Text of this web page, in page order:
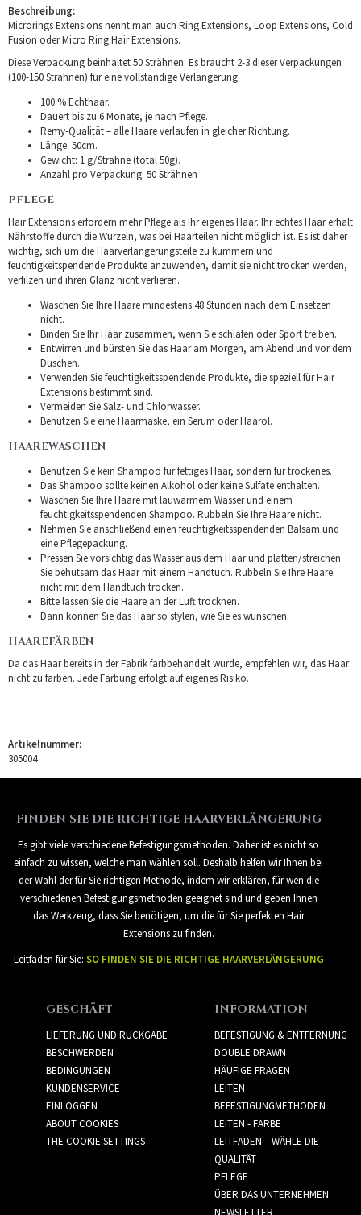
Beschreibung:
Microrings Extensions nennt man auch Ring Extensions, Loop Extensions, Cold
Fusion oder Micro Ring Hair Extensions.
Diese Verpackung beinhaltet 50 Strähnen. Es braucht 2-3 dieser Verpackungen
(100-150 Strähnen) für eine vollständige Verlängerung.
100 % Echthaar.
Dauert bis zu 6 Monate, je nach Pflege.
Remy-Qualität – alle Haare verlaufen in gleicher Richtung.
Länge: 50cm.
Gewicht: 1 g/Strähne (total 50g).
Anzahl pro Verpackung: 50 Strähnen .
PFLEGE
Hair Extensions erfordern mehr Pflege als Ihr eigenes Haar. Ihr echtes Haar erhält
Nährstoffe durch die Wurzeln, was bei Haarteilen nicht möglich ist. Es ist daher
wichtig, sich um die Haarverlängerungsteile zu kümmern und
feuchtigkeitspendende Produkte anzuwenden, damit sie nicht trocken werden,
verfilzen und ihren Glanz nicht verlieren.
Waschen Sie Ihre Haare mindestens 48 Stunden nach dem Einsetzen
nicht.
Binden Sie Ihr Haar zusammen, wenn Sie schlafen oder Sport treiben.
Entwirren und bürsten Sie das Haar am Morgen, am Abend und vor dem
Duschen.
Verwenden Sie feuchtigkeitsspendende Produkte, die speziell für Hair
Extensions bestimmt sind.
Vermeiden Sie Salz- und Chlorwasser.
Benutzen Sie eine Haarmaske, ein Serum oder Haaröl.
HAAREWASCHEN
Benutzen Sie kein Shampoo für fettiges Haar, sondern für trockenes.
Das Shampoo sollte keinen Alkohol oder keine Sulfate enthalten.
Waschen Sie Ihre Haare mit lauwarmem Wasser und einem
feuchtigkeitsspendenden Shampoo. Rubbeln Sie Ihre Haare nicht.
Nehmen Sie anschließend einen feuchtigkeitsspendenden Balsam und
eine Pflegepackung.
Pressen Sie vorsichtig das Wasser aus dem Haar und plätten/streichen
Sie behutsam das Haar mit einem Handtuch. Rubbeln Sie Ihre Haare
nicht mit dem Handtuch trocken.
Bitte lassen Sie die Haare an der Luft trocknen.
Dann können Sie das Haar so stylen, wie Sie es wünschen.
HAAREFÄRBEN
Da das Haar bereits in der Fabrik farbbehandelt wurde, empfehlen wir, das Haar
nicht zu färben. Jede Färbung erfolgt auf eigenes Risiko.
Artikelnummer:
305004
FINDEN SIE DIE RICHTIGE HAARVERLÄNGERUNG
Es gibt viele verschiedene Befestigungsmethoden. Daher ist es nicht so
einfach zu wissen, welche man wählen soll. Deshalb helfen wir Ihnen bei
der Wahl der für Sie richtigen Methode, indem wir erklären, für wen die
verschiedenen Befestigungsmethoden geeignet sind und geben Ihnen
das Werkzeug, dass Sie benötigen, um die für Sie perfekten Hair
Extensions zu finden.
Leitfaden für Sie: SO FINDEN SIE DIE RICHTIGE HAARVERLÄNGERUNG
GESCHÄFT
LIEFERUNG UND RÜCKGABE
BESCHWERDEN
BEDINGUNGEN
KUNDENSERVICE
EINLOGGEN
ABOUT COOKIES
THE COOKIE SETTINGS
INFORMATION
BEFESTIGUNG & ENTFERNUNG
DOUBLE DRAWN
HÄUFIGE FRAGEN
LEITEN -
BEFESTIGUNGMETHODEN
LEITEN - FARBE
LEITFADEN – WÄHLE DIE
QUALITÄT
PFLEGE
ÜBER DAS UNTERNEHMEN
NEWSLETTER